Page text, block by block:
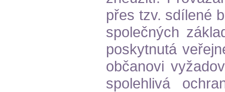
přes tzv. sdílené
společných
poskytnutá
občanovi
spolehlivá